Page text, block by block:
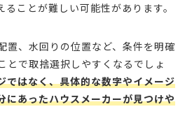
ことが難しい可能性があります。
置、水回りの位置など、条件を明確
とで取捨選択しやすくなるでしょ
ではなく、具体的な数字やイメージ
にあったハウスメーカーが見つけや